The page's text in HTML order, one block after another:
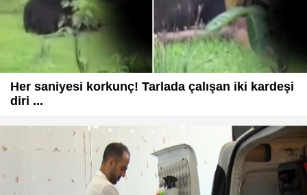
Her saniyesi korkunç! Tarlada çalışan iki kardeşi
diri ...